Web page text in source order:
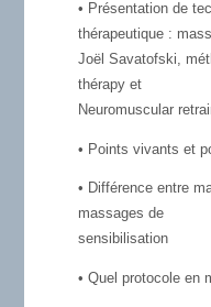
• Présentation de
thérapeutique :
Joël Savatofski,
thérapy et
Neuromuscular
• Points vivants et
• Différence entre
massages de
sensibilisation
• Quel protocole en